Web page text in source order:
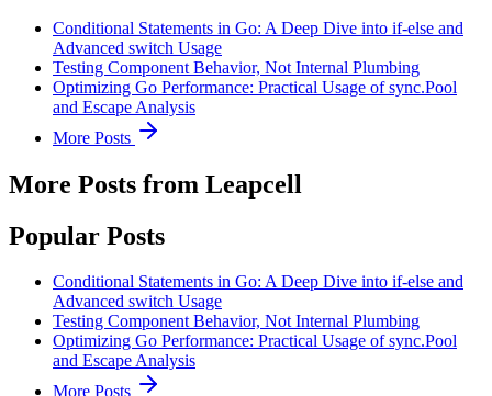
Conditional Statements in Go: A Deep Dive into if-else and
Advanced switch Usage
Testing Component Behavior, Not Internal Plumbing
Optimizing Go Performance: Practical Usage of sync.Pool
and Escape Analysis
More Posts
More Posts from Leapcell
Popular Posts
Conditional Statements in Go: A Deep Dive into if-else and
Advanced switch Usage
Testing Component Behavior, Not Internal Plumbing
Optimizing Go Performance: Practical Usage of sync.Pool
and Escape Analysis
More Posts